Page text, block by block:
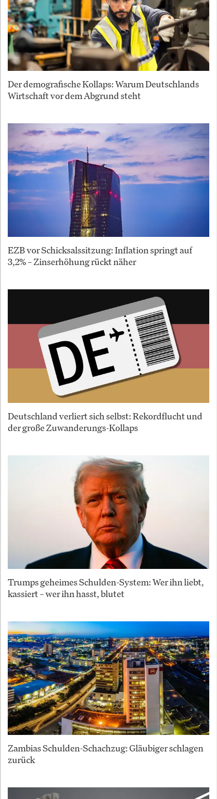
Der demografische Kollaps: Warum Deutschlands
Wirtschaft vor dem Abgrund steht
EZB vor Schicksalssitzung: Inflation springt auf
3,2% – Zinserhöhung rückt näher
Deutschland verliert sich selbst: Rekordflucht und
der große Zuwanderungs-Kollaps
Trumps geheimes Schulden-System: Wer ihn liebt,
kassiert – wer ihn hasst, blutet
Zambias Schulden-Schachzug: Gläubiger schlagen
zurück